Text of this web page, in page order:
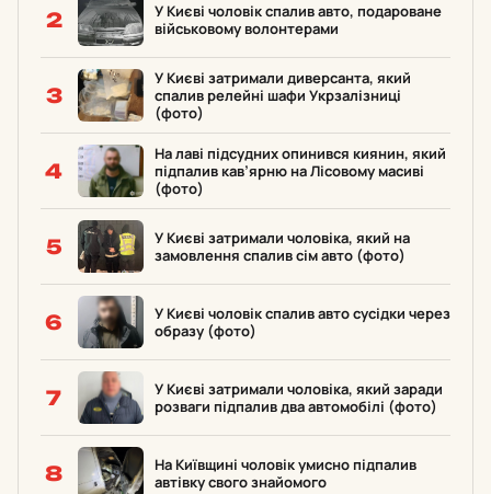
2
У Києві чоловік cпалив авто, подароване
військовому волонтерами
3
У Києві затримали диверсанта, який
спалив релейні шафи Укрзалізниці
(фото)
4
На лаві підсудних опинився киянин, який
підпалив кав’ярню на Лісовому масиві
(фото)
5
У Києві затримали чоловіка, який на
замовлення спалив сім авто (фото)
6
У Києві чоловік спалив авто сусідки через
образу (фото)
7
У Києві затримали чоловіка, який заради
розваги підпалив два автомобілі (фото)
8
На Київщині чоловік умисно підпалив
автівку свого знайомого